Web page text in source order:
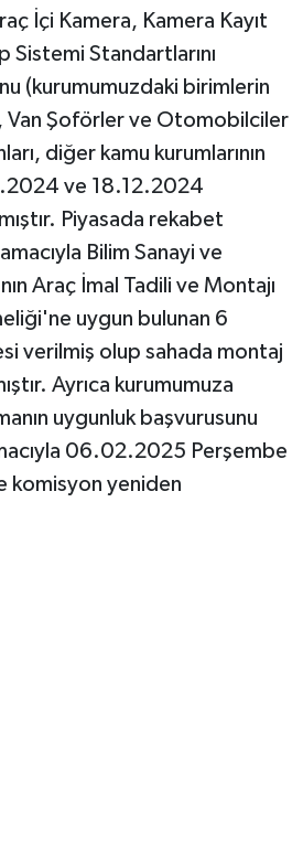
İçi Kamera, Kamera Kayıt
Sistemi Standartlarını
(kurumumuzdaki birimlerin
Van Şoförler ve Otomobilciler
diğer kamu kurumlarının
ve 18.12.2024
Piyasada rekabet
Bilim Sanayi ve
Araç İmal Tadili ve Montajı
uygun bulunan 6
verilmiş olup sahada montaj
Ayrıca kurumumuza
uygunluk başvurusunu
06.02.2025 Perşembe
komisyon yeniden